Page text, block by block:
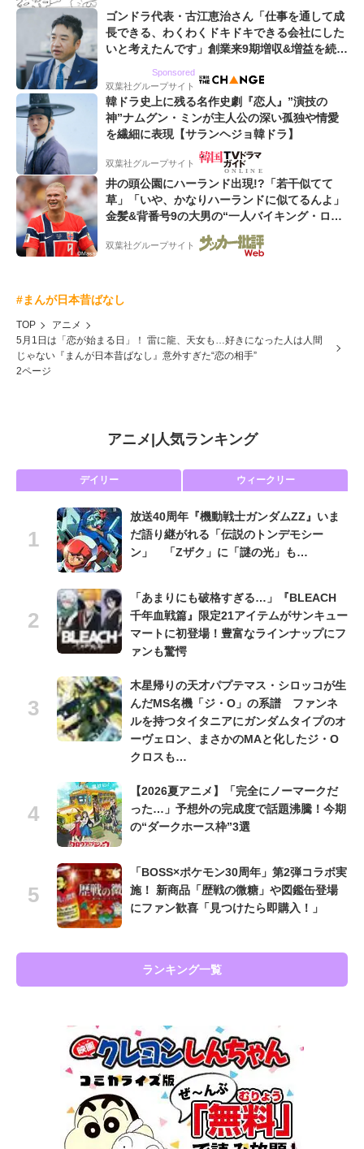
ゴンドラ代表・古江恵治さん「仕事を通して成
長できる、わくわくドキドキできる会社にした
いと考えたんです」創業来9期増収&増益を続け
Sponsored
双葉社グループサイト
韓ドラ史上に残る名作史劇『恋人』”演技の
神”ナムグン・ミンが主人公の深い孤独や情愛
を繊細に表現【サランヘジョ韓ドラ】
双葉社グループサイト
井の頭公園にハーランド出現!?「若干似てて
草」「いや、かなりハーランドに似てるんよ」
金髪&背番号9の大男の“一人バイキング・ロ
ー”映像が話題!「元気をもらった」
双葉社グループサイト
#まんが日本昔ばなし
TOP
アニメ
5月1日は「恋が始まる日」！ 雷に龍、天女も…好きになった人は人間
じゃない『まんが日本昔ばなし』意外すぎた“恋の相手”
2ページ
アニメ 人気ランキング
デイリー ウィークリー
放送40周年『機動戦士ガンダムZZ』いま
だ語り継がれる「伝説のトンデモシー
ン」 「Zザク」に「謎の光」も…
「あまりにも破格すぎる…」『BLEACH
千年血戦篇』限定21アイテムがサンキュー
マートに初登場！豊富なラインナップにフ
ァンも驚愕
木星帰りの天才パプテマス・シロッコが生
んだMS名機「ジ・O」の系譜 ファンネ
ルを持つタイタニアにガンダムタイプのオ
ーヴェロン、まさかのMAと化したジ・O
クロスも…
【2026夏アニメ】「完全にノーマークだ
った…」予想外の完成度で話題沸騰！今期
の“ダークホース枠”3選
「BOSS×ポケモン30周年」第2弾コラボ実
施！ 新商品「歴戦の微糖」や図鑑缶登場
にファン歓喜「見つけたら即購入！」
ランキング一覧